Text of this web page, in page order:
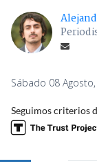
Sábado 08
Seguimos criterios